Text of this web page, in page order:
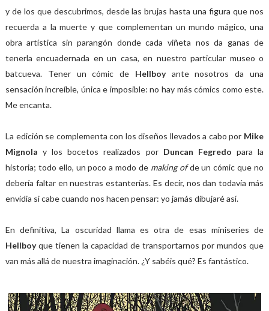
y de los que descubrimos, desde las brujas hasta una figura que nos
recuerda a la muerte y que complementan un mundo mágico, una
obra artística sin parangón donde cada viñeta nos da ganas de
tenerla encuadernada en un casa, en nuestro particular museo o
batcueva. Tener un cómic de Hellboyante nosotros da una
sensación increíble, única e imposible: no hay más cómics como este.
Me encanta.
La edición se complementa con los diseños llevados a cabo por Mike
Mignola y los bocetos realizados por Duncan Fegredo para la
historia; todo ello, un poco a modo de making ofde un cómic que no
debería faltar en nuestras estanterías. Es decir, nos dan todavía más
envidia si cabe cuando nos hacen pensar: yo jamás dibujaré así.
En definitiva, La oscuridad llama es otra de esas miniseries de
Hellboyque tienen la capacidad de transportarnos por mundos que
van más allá de nuestra imaginación. ¿Y sabéis qué? Es fantástico.